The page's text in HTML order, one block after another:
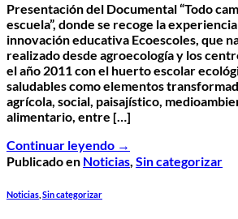
Presentación del Documental “Todo
escuela”, donde se recoge la
innovación educativa Ecoescoles, que
realizado desde agroecología y los
el año 2011 con el huerto escolar
saludables como elementos
agrícola, social, paisajístico,
alimentario, entre […]
Continuar leyendo →
Publicado en Noticias, Sin categorizar
Noticias Sin categorizar